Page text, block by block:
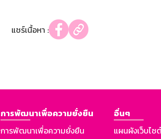
แชร์เนื้อหา :
การพัฒนาเพื่อความยั่งยืน
การพัฒนาเพื่อความยั่งยืน
อื่นๆ
แผนผังเว็บไซ